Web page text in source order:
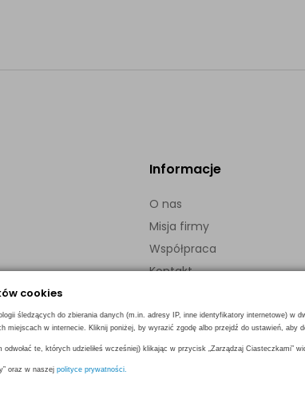
cookies
śledzących do zbierania danych (m.in. adresy IP, inne identyfikatory internetowe) w
miejscach w internecie. Kliknij poniżej, by wyrazić zgodę albo przejdź do ustawień, aby
te, których udzieliłeś wcześniej) klikając w przycisk „Zarządzaj Ciasteczkami”
oraz w naszej polityce prywatności.
Informacje
O nas
Misja firmy
Współpraca
Kontakt